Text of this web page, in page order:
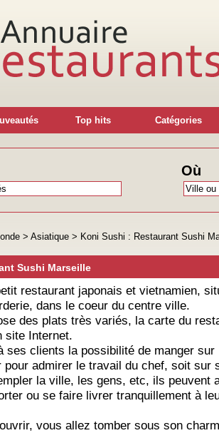
Top hits Catégories
Où
> Asiatique > Koni Sushi : Restaurant Sushi
Sushi Marseille
restaurant japonais et vietnamien,
dans le coeur du centre ville.
des plats très variés, la carte du
site Internet.
ses clients la possibilité de manger sur
admirer le travail du chef, soit sur
la ville, les gens, etc, ils peuvent
ou se faire livrer tranquillement à
vous allez tomber sous son